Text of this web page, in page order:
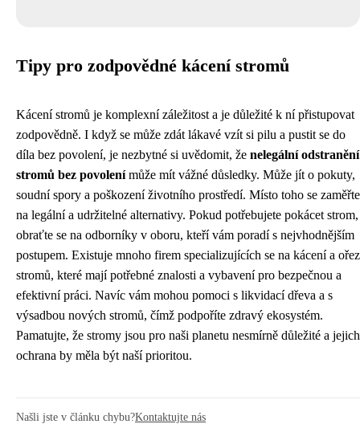
Tipy pro zodpovědné kácení stromů
Kácení stromů je komplexní záležitost a je důležité k ní přistupovat
zodpovědně. I když se může zdát lákavé vzít si pilu a pustit se do
díla bez povolení, je nezbytné si uvědomit, že nelegální odstranění
stromů bez povolenímůže mít vážné důsledky. Může jít o pokuty,
soudní spory a poškození životního prostředí. Místo toho se zaměřte
na legální a udržitelné alternativy. Pokud potřebujete pokácet strom,
obraťte se na odborníky v oboru, kteří vám poradí s nejvhodnějším
postupem. Existuje mnoho firem specializujících se na kácení a ořez
stromů, které mají potřebné znalosti a vybavení pro bezpečnou a
efektivní práci. Navíc vám mohou pomoci s likvidací dřeva a s
výsadbou nových stromů, čímž podpoříte zdravý ekosystém.
Pamatujte, že stromy jsou pro naši planetu nesmírně důležité a jejich
ochrana by měla být naší prioritou.
Našli jste v článku chybu?Kontaktujte nás